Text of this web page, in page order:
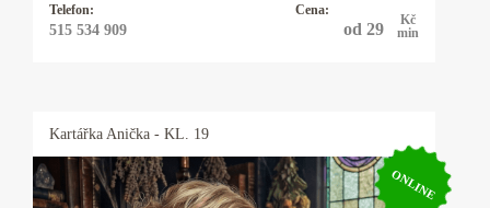
Telefon:
515 534 909
Cena:
od 29
Kč
min
Kartářka Anička - KL. 19
ONLINE